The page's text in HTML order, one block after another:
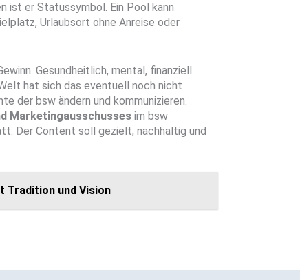
ist er Statussymbol. Ein Pool kann
Urlaubsort ohne Anreise oder
Gesundheitlich, mental, finanziell.
hat sich das eventuell noch nicht
der bsw ändern und kommunizieren.
Marketingausschusses im bsw
Der Content soll gezielt, nachhaltig und
Tradition und Vision